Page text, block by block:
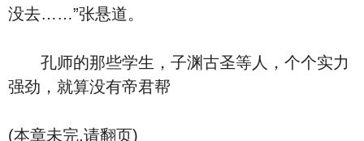
没去……”张悬道。
孔师的那些学生，子渊古圣等人，个个实力
强劲，就算没有帝君帮
(本章未完,请翻页)